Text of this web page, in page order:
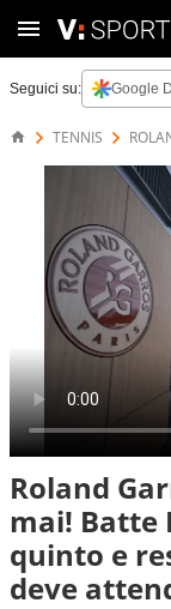
Seguici su: Google
TENNIS
Roland
mai! Batte
quinto e
deve